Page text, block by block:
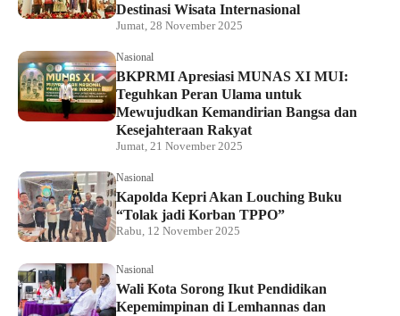
Destinasi Wisata Internasional
Jumat, 28 November 2025
Nasional
BKPRMI Apresiasi MUNAS XI MUI:
Teguhkan Peran Ulama untuk
Mewujudkan Kemandirian Bangsa dan
Kesejahteraan Rakyat
Jumat, 21 November 2025
Nasional
Kapolda Kepri Akan Louching Buku
“Tolak jadi Korban TPPO”
Rabu, 12 November 2025
Nasional
Wali Kota Sorong Ikut Pendidikan
Kepemimpinan di Lemhannas dan